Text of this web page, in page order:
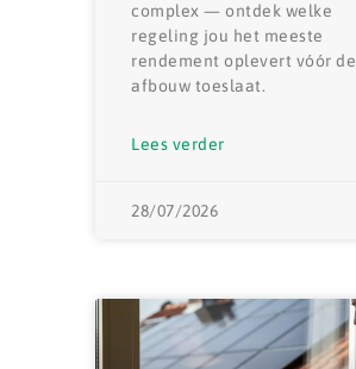
complex — ontdek welke
regeling jou het meeste
rendement oplevert vóór de
afbouw toeslaat.
Lees verder
28/07/2026